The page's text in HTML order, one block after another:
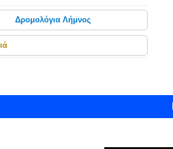
Δρομολόγια Λήμνος